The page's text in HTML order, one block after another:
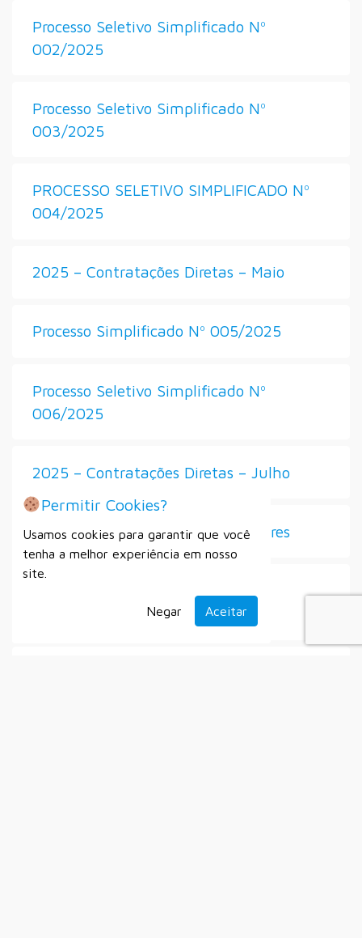
Processo Seletivo Simplificado Nº
002/2025
Processo Seletivo Simplificado Nº
003/2025
PROCESSO SELETIVO SIMPLIFICADO Nº
004/2025
2025 – Contratações Diretas – Maio
Processo Simplificado Nº 005/2025
Processo Seletivo Simplificado Nº
006/2025
2025 – Contratações Diretas – Julho
Seleção de Diretores e Vice-Diretores
Permitir Cookies?
Usamos cookies para garantir que você
tenha a melhor experiência em nosso
site.
Negar Aceitar